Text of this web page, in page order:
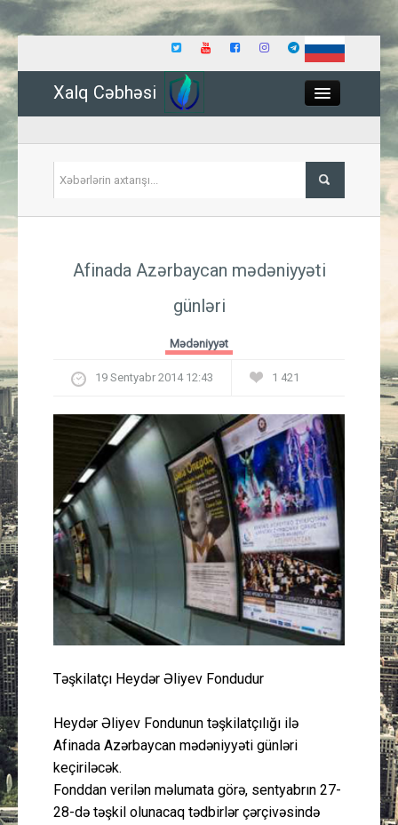
Xalq Cəbhəsi
İqtisadiyyat
Güney Azərbaycan
Mədəniyyət
Müsahibə
İdman
Layihə
Gündəm
Peşə etikası
Əlaqə
Afinada Azərbaycan mədəniyyəti
günləri
Mədəniyyət
19 Sentyabr 2014 12:43 1 421
Təşkilatçı Heydər Əliyev Fondudur
Heydər Əliyev Fondunun təşkilatçılığı ilə
Afinada Azərbaycan mədəniyyəti günləri
keçiriləcək.
Fonddan verilən məlumata görə, sentyabrın 27-
28-də təşkil olunacaq tədbirlər çərçivəsində